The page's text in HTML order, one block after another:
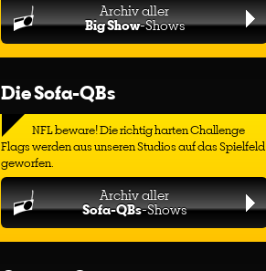
Archiv aller
Big Show-Shows
Die Sofa-QBs
NFL beware! Die richtig harten Challenge
Flags werden aus unseren Studios auf das Spielfeld
geworfen.
Archiv aller
Sofa-QBs-Shows